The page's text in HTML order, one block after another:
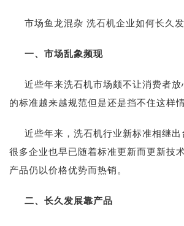
市场鱼龙混杂 洗石机企业如何长久
一、市场乱象频现
近些年来洗石机市场颇不让消费者放
的标准越来越规范但是还是挡不住这样
近些年来，洗石机行业新标准相继
很多企业也早已随着标准更新而更新技
产品仍以价格优势而热销。
二、长久发展靠产品